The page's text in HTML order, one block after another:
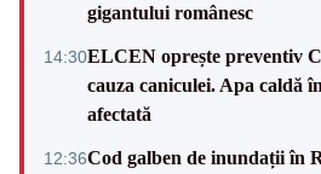
gigantului românesc
14:30ELCEN oprește preventiv
cauza caniculei. Apa caldă
afectată
12:36Cod galben de inundații în